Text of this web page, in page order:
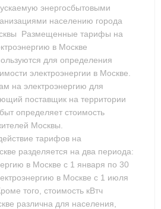
энергосбытовыми
населению города
Размещенные тарифы на
в Москве
для определения
электроэнергии в Москве.
на электроэнергию для
поставщик на территории
определяет стоимость
Москвы.
тарифов на
разделяется на два периода:
в Москве с 1 января по 30
в Москве с 1 июля
того, стоимость кВтч
различна для населения,